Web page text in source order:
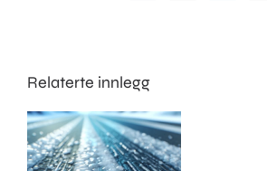
Relaterte innlegg